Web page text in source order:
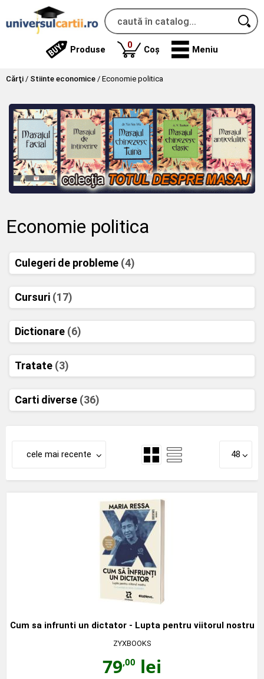
Produse 0produse
Coș Meniu
Cărţi / Stiinte economice / Economie politica
Economie politica
Culegeri de probleme (4)
Cursuri (17)
Dictionare (6)
Tratate (3)
Carti diverse (36)
cele mai recente 48
Cum sa infrunti un dictator - Lupta pentru viitorul nostru
ZYXBOOKS
79,00 lei